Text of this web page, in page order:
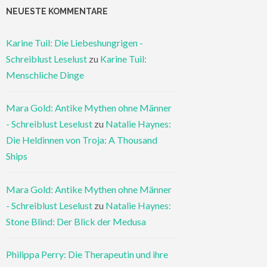
NEUESTE KOMMENTARE
Karine Tuil: Die Liebeshungrigen -
Schreiblust Leselust zu Karine Tuil:
Menschliche Dinge
Mara Gold: Antike Mythen ohne Männer
- Schreiblust Leselust zu Natalie Haynes:
Die Heldinnen von Troja: A Thousand
Ships
Mara Gold: Antike Mythen ohne Männer
- Schreiblust Leselust zu Natalie Haynes:
Stone Blind: Der Blick der Medusa
Philippa Perry: Die Therapeutin und ihre